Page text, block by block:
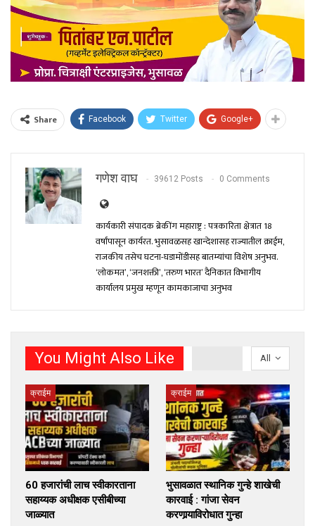
Share Facebook Twitter Google+
गणेश वाघ 39612 Posts 0 Comments
कार्यकारी संपादक ब्रेकींग महाराष्ट्र : पत्रकारिता क्षेत्रात 18
वर्षांपासून कार्यरत. भुसावळसह खान्देशासह राज्यातील क्राईम,
राजकीय तसेच घटना-घडामोंडीसह बातम्यांचा विशेष अनुभव.
‘लोकमत’, ‘जनशक्ती’, ‘तरुण भारत’ दैनिकात विभागीय
कार्यालय प्रमुख म्हणून कामकाजाचा अनुभव
All
You Might Also Like
क्राईम
60 हजारांची लाच स्वीकारताना
सहाय्यक अधीक्षक एसीबीच्या
जाळ्यात
क्राईम
भुसावळात स्थानिक गुन्हे शाखेची
कारवाई : गांजा सेवन
करणार्‍याविरोधात गुन्हा